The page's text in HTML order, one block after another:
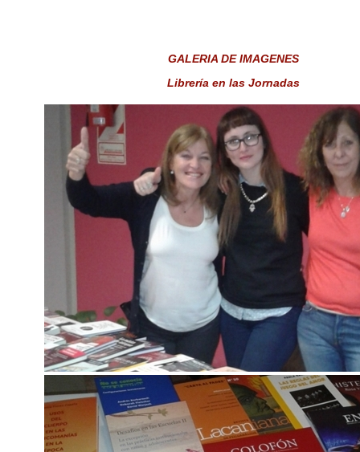
GALERIA DE IMAGENES
Librería en las Jornadas